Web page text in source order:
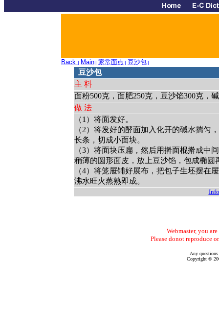
Back | Main| 家常面点 | 豆沙包|
豆沙包
主 料
面粉500克，面肥250克，豆沙馅300克，
做 法
（1）将面发好。
（2）将发好的酵面加入化开的碱水揣匀
长条，切成小面块。
（3）将面块压扁，然后用擀面棍擀成中
稍薄的圆形面皮，放上豆沙馅，包成椭圆
（4）将笼屉铺好展布，把包子生坯摆在
沸水旺火蒸熟即成。
Webmaster, you
Please donot reproduce
Any
Copyright ©